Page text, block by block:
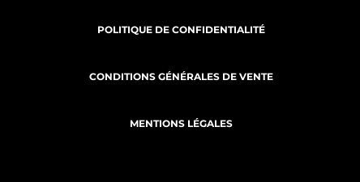
POLITIQUE DE CONFIDENTIALITÉ
CONDITIONS GÉNÉRALES DE VENTE
MENTIONS LÉGALES